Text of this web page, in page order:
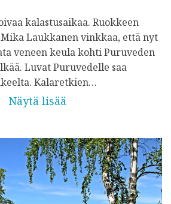
kalastusaikaa. Ruokkeen
Laukkanen vinkkaa, että nyt
veneen keula kohti Puruveden
Luvat Puruvedelle saa
Kalaretkien…
Näytä lisää